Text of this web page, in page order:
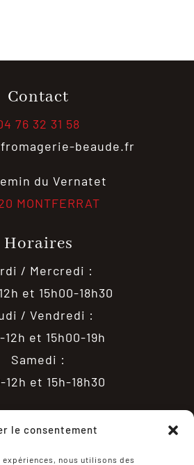
le consentement
nous utilisons des
Contact
76 32 31 58
beaude.fr
du Vernatet
MONTFERRAT
Horaires
/ Mercredi :
et 15h00-18h30
/ Vendredi :
12h et 15h00-19h
Samedi :
12h et 15h-18h30